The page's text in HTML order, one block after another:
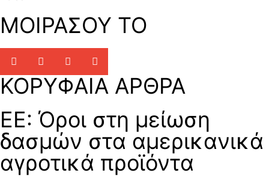
ΜΟΙΡΑΣΟΥ ΤΟ
ΚΟΡΥΦΑΙΑ ΑΡΘΡΑ
ΕΕ: Όροι στη μείωση
δασμών στα αμερικανικά
αγροτικά προϊόντα